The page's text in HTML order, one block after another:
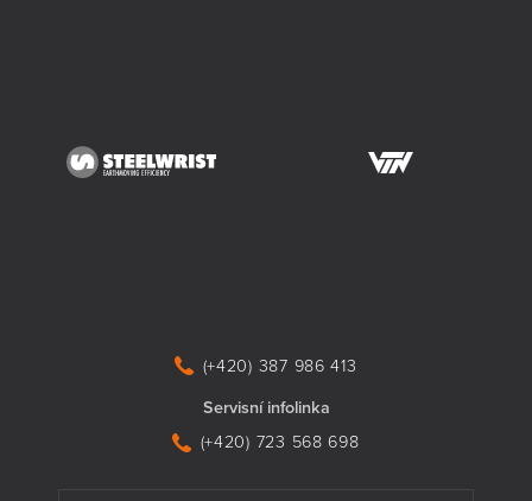
(+420) 387 986 413
Servisní infolinka
(+420) 723 568 698